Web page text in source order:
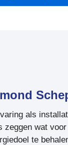
als
zeggen wat
te